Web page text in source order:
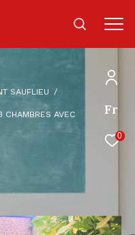
Fr
0
SAUFLIEU
CHAMBRES AVEC